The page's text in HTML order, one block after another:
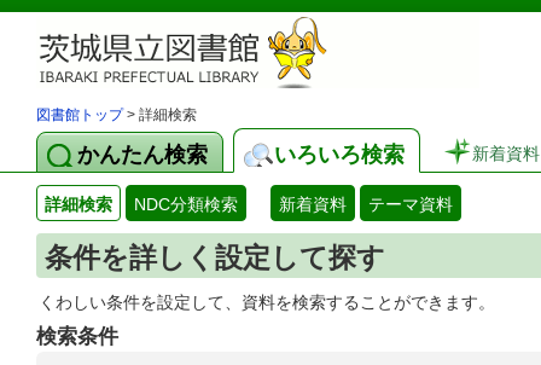
図書館トップ> 詳細検索
かんたん検索 いろいろ検索 新着資料
詳細検索 NDC分類検索 新着資料 テーマ資料
条件を詳しく設定して探す
くわしい条件を設定して、資料を検索することができます。
検索条件